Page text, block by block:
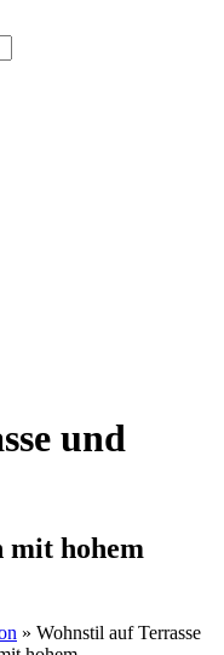
und
mit hohem
» Wohnstil auf Terrasse